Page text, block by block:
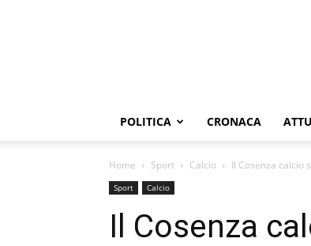
POLITICA CRONACA
Home Sport Calcio Il Cosenza calcio
Sport Calcio
Il Cosenza